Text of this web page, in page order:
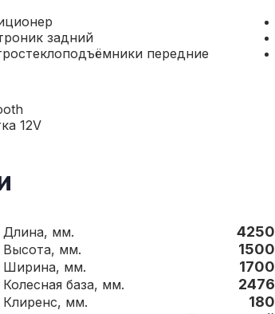
задний
передние
12V
Длина, мм. 4250
Высота, мм. 1500
Ширина, мм. 1700
Колесная база, мм. 2476
Клиренс, мм. 180